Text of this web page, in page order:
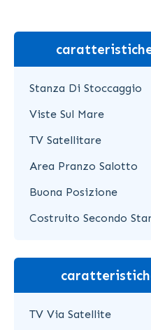
Stanza Di Stoccaggio
Viste Sul Mare
TV Satellitare
Area Pranzo Salotto
Buona Posizione
Costruito Secondo
TV Via Satellite